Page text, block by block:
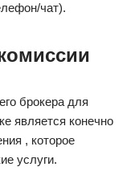
чат).
брокера для
является конечно
, которое
услуги.